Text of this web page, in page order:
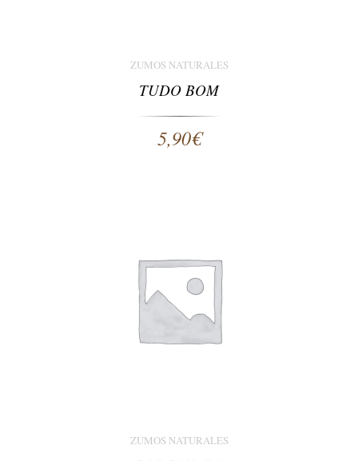
ZUMOS NATURALES
TUDO BOM
5,90€
ZUMOS NATURALES